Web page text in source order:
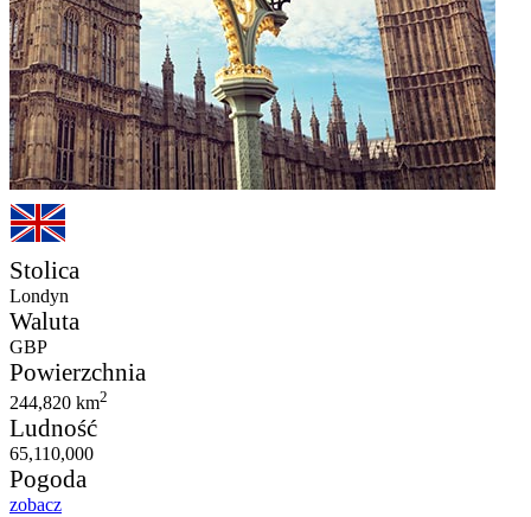
Stolica
Londyn
Waluta
GBP
Powierzchnia
244,820 km2
Ludność
65,110,000
Pogoda
zobacz